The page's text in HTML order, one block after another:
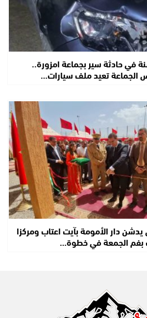
في حادثة سير بجماعة امزورة..
الجماعة تعيد ملف سيارات…
يدشن دار الأمومة بآيت اعتاب ومركزا
بفم الجمعة في خطوة…